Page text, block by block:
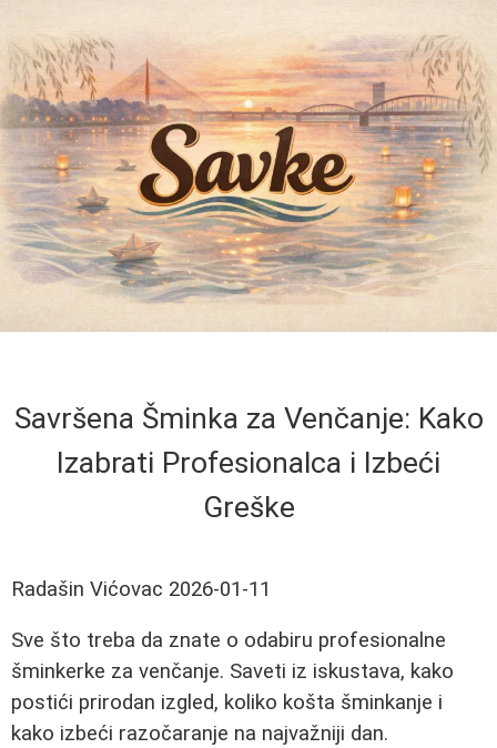
Savršena Šminka za Venčanje: Kako
Izabrati Profesionalca i Izbeći
Greške
Radašin Vićovac 2026-01-11
Sve što treba da znate o odabiru profesionalne
šminkerke za venčanje. Saveti iz iskustava, kako
postići prirodan izgled, koliko košta šminkanje i
kako izbeći razočaranje na najvažniji dan.